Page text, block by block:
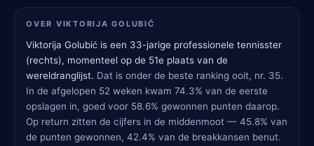
OVER VIKTORIJA GOLUBIĆ
Viktorija Golubić is een 33-jarige professionele tennisster
(rechts), momenteel op de 51e plaats van de
wereldranglijst. Dat is onder de beste ranking ooit, nr. 35.
In de afgelopen 52 weken kwam 74.3% van de eerste
opslagen in, goed voor 58.6% gewonnen punten daarop.
Op return zitten de cijfers in de middenmoot — 45.8% van
de punten gewonnen, 42.4% van de breakkansen benut.